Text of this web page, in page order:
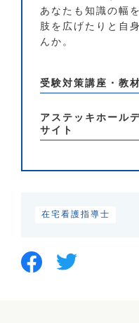
あなたも知識の幅
肢を広げたりと自
んか。
受験対策講座・教
アステッキホール
サイト
在宅看護指導士